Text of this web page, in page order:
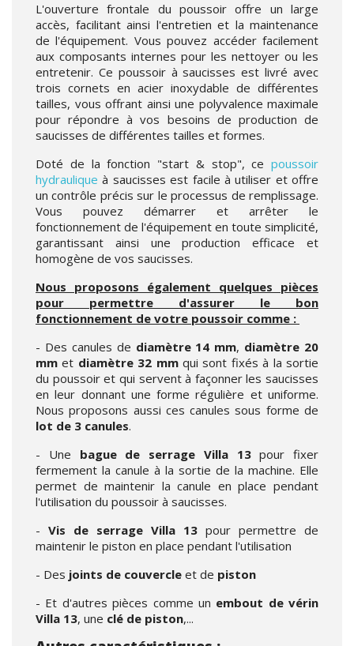
L'ouverture frontale du poussoir offre un large
accès, facilitant ainsi l'entretien et la maintenance
de l'équipement. Vous pouvez accéder facilement
aux composants internes pour les nettoyer ou les
entretenir. Ce poussoir à saucisses est livré avec
trois cornets en acier inoxydable de différentes
tailles, vous offrant ainsi une polyvalence maximale
pour répondre à vos besoins de production de
saucisses de différentes tailles et formes.
Doté de la fonction "start & stop", ce poussoir
hydraulique à saucisses est facile à utiliser et offre
un contrôle précis sur le processus de remplissage.
Vous pouvez démarrer et arrêter le
fonctionnement de l'équipement en toute simplicité,
garantissant ainsi une production efficace et
homogène de vos saucisses.
Nous proposons également quelques pièces
pour permettre d'assurer le bon
fonctionnement de votre poussoir comme :
- Des canules de diamètre 14 mm, diamètre 20
mm et diamètre 32 mmqui sont fixés à la sortie
du poussoir et qui servent à façonner les saucisses
en leur donnant une forme régulière et uniforme.
Nous proposons aussi ces canules sous forme de
lot de 3 canules.
- Une bague de serrage Villa 13pour fixer
fermement la canule à la sortie de la machine. Elle
permet de maintenir la canule en place pendant
l'utilisation du poussoir à saucisses.
- Vis de serrage Villa 13 pour permettre de
maintenir le piston en place pendant l'utilisation
- Des joints de couvercle et de piston
- Et d'autres pièces comme un embout de vérin
Villa 13, une clé de piston,...